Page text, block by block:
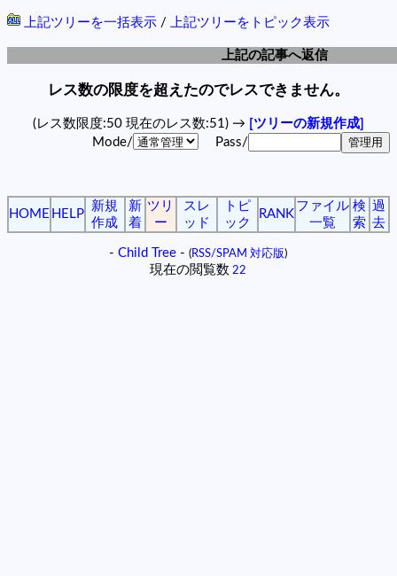
上記ツリーを一括表示 / 上記ツリーをトピック表示
上記の記事へ返信
レス数の限度を超えたのでレスできません。
(レス数限度:50 現在のレス数:51) → [ツリーの新規作成]
Mode/
Pass/
HOME HELP
新規
作成
新
着
ツリ
ー
スレ
ッド
トピ
ック
RANK
ファイル
一覧
検
索
過
去
-Child Tree -(RSS/SPAM 対応版)
現在の閲覧数 22